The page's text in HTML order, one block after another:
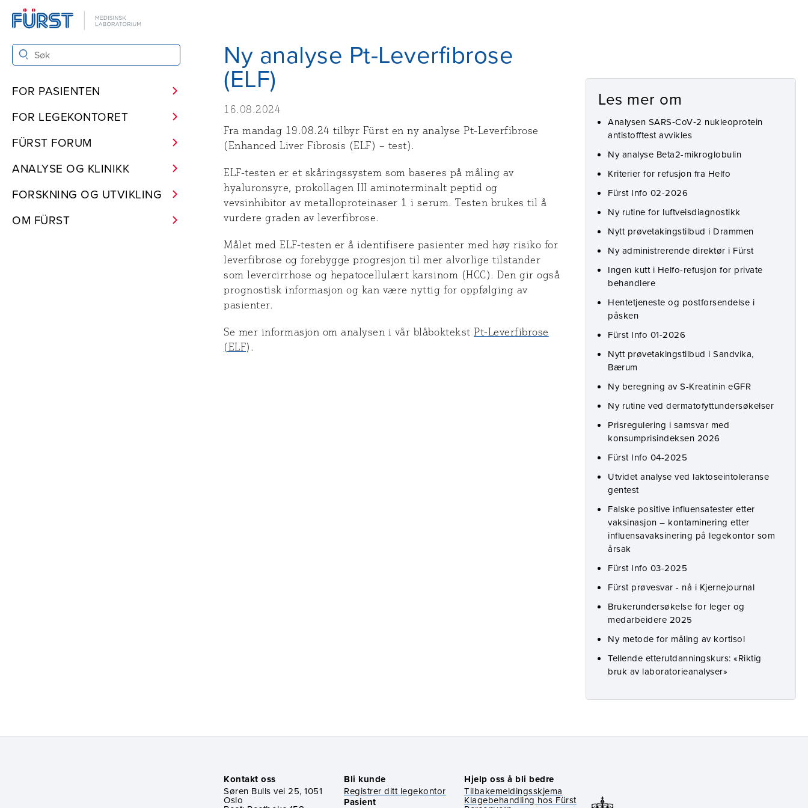
FOR PASIENTEN
FOR LEGEKONTORET
FÜRST FORUM
ANALYSE OG KLINIKK
FORSKNING OG UTVIKLING
OM FÜRST
Ny analyse Pt-Leverfibrose
(ELF)
16.08.2024
Fra mandag 19.08.24 tilbyr Fürst en ny analyse Pt-Leverfibrose
(Enhanced Liver Fibrosis (ELF) – test).
ELF-testen er et skåringssystem som baseres på måling av
hyaluronsyre, prokollagen III aminoterminalt peptid og
vevsinhibitor av metalloproteinaser 1 i serum. Testen brukes til å
vurdere graden av leverfibrose.
Målet med ELF-testen er å identifisere pasienter med høy risiko for
leverfibrose og forebygge progresjon til mer alvorlige tilstander
som levercirrhose og hepatocellulært karsinom (HCC). Den gir også
prognostisk informasjon og kan være nyttig for oppfølging av
pasienter.
Se mer informasjon om analysen i vår blåboktekstPt-Leverfibrose
(ELF).
Les mer om
Analysen SARS‑CoV‑2 nukleoprotein
antistofftest avvikles
Ny analyse Beta2-mikroglobulin
Kriterier for refusjon fra Helfo
Fürst Info 02-2026
Ny rutine for luftveisdiagnostikk
Nytt prøvetakingstilbud i Drammen
Ny administrerende direktør i Fürst
Ingen kutt i Helfo-refusjon for private
behandlere
Hentetjeneste og postforsendelse i
påsken
Fürst Info 01-2026
Nytt prøvetakingstilbud i Sandvika,
Bærum
Ny beregning av S-Kreatinin eGFR
Ny rutine ved dermatofyttundersøkelser
Prisregulering i samsvar med
konsumprisindeksen 2026
Fürst Info 04-2025
Utvidet analyse ved laktoseintoleranse
gentest
Falske positive influensatester etter
vaksinasjon – kontaminering etter
influensavaksinering på legekontor som
årsak
Fürst Info 03-2025
Fürst prøvesvar - nå i Kjernejournal
Brukerundersøkelse for leger og
medarbeidere 2025
Ny metode for måling av kortisol
Tellende etterutdanningskurs: «Riktig
bruk av laboratorieanalyser»
Kontakt oss
Søren Bulls vei 25, 1051
Oslo
Bli kunde
Registrer ditt legekontor
Pasient
Hjelp oss å bli bedre
Tilbakemeldingsskjema
Klagebehandling hos Fürst